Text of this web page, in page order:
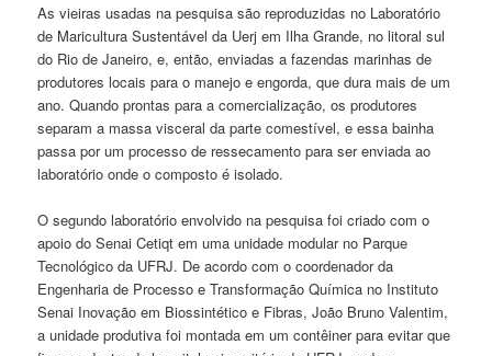
As vieiras usadas na pesquisa são reproduzidas no Laboratório
de Maricultura Sustentável da Uerj em Ilha Grande, no litoral sul
do Rio de Janeiro, e, então, enviadas a fazendas marinhas de
produtores locais para o manejo e engorda, que dura mais de um
ano. Quando prontas para a comercialização, os produtores
separam a massa visceral da parte comestível, e essa bainha
passa por um processo de ressecamento para ser enviada ao
laboratório onde o composto é isolado.
O segundo laboratório envolvido na pesquisa foi criado com o
apoio do Senai Cetiqt em uma unidade modular no Parque
Tecnológico da UFRJ. De acordo com o coordenador da
Engenharia de Processo e Transformação Química no Instituto
Senai Inovação em Biossintético e Fibras, João Bruno Valentim,
a unidade produtiva foi montada em um contêiner para evitar que